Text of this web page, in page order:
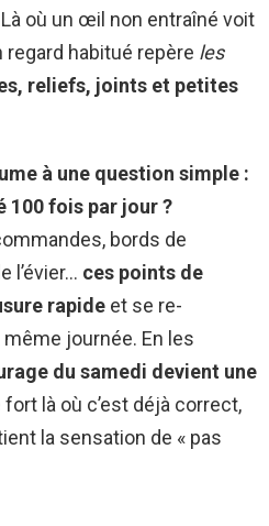
Là où un œil non entraîné voit
regard habitué repère les
reliefs, joints et petites
à une question simple :
100 fois par jour ?
bords de
l’évier… ces points de
rapide et se re-
journée. En les
du samedi devient une
là où c’est déjà correct,
la sensation de « pas